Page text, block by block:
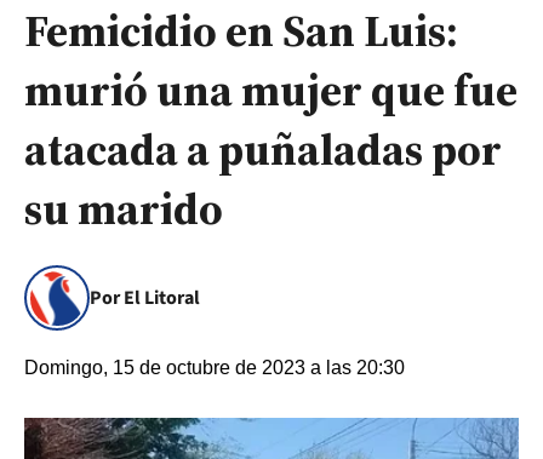
Femicidio en San Luis:
murió una mujer que fue
atacada a puñaladas por
su marido
Por El Litoral
Domingo, 15 de octubre de 2023 a las 20:30